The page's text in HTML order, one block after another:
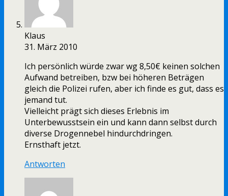
Klaus
31. März 2010
Ich persönlich würde zwar wg 8,50€ keinen solchen
Aufwand betreiben, bzw bei höheren Beträgen
gleich die Polizei rufen, aber ich finde es gut, dass es
jemand tut.
Vielleicht prägt sich dieses Erlebnis im
Unterbewusstsein ein und kann dann selbst durch
diverse Drogennebel hindurchdringen.
Ernsthaft jetzt.
Antworten